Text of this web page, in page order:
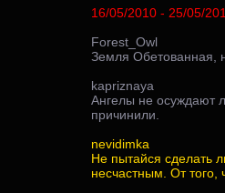
16/05/2010 - 25/05/
Forest_Owl
Земля Обетованная,
kapriznaya
Ангелы не осуждают
причинили.
nevidimka
Не пытайся сделать
несчастным. От того,